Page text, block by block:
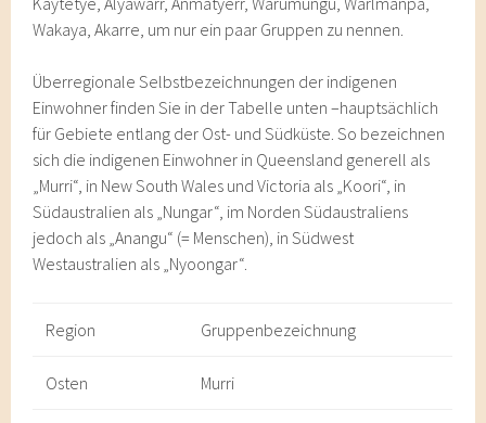
Wakaya, Akarre, um nur ein paar Gruppen zu nennen.
Überregionale Selbstbezeichnungen der indigenen
Einwohner finden Sie in der Tabelle unten –hauptsächlich
für Gebiete entlang der Ost- und Südküste. So bezeichnen
sich die indigenen Einwohner in Queensland generell als
„Murri“, in New South Wales und Victoria als „Koori“, in
Südaustralien als „Nungar“, im Norden Südaustraliens
jedoch als „Anangu“ (= Menschen), in Südwest
Westaustralien als „Nyoongar“.
Region Gruppenbezeichnung
Osten Murri